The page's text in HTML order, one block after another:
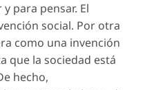
para pensar. El
social. Por otra
como una invención
que la sociedad está
hecho,